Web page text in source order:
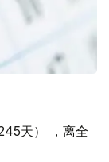
天） ，离全